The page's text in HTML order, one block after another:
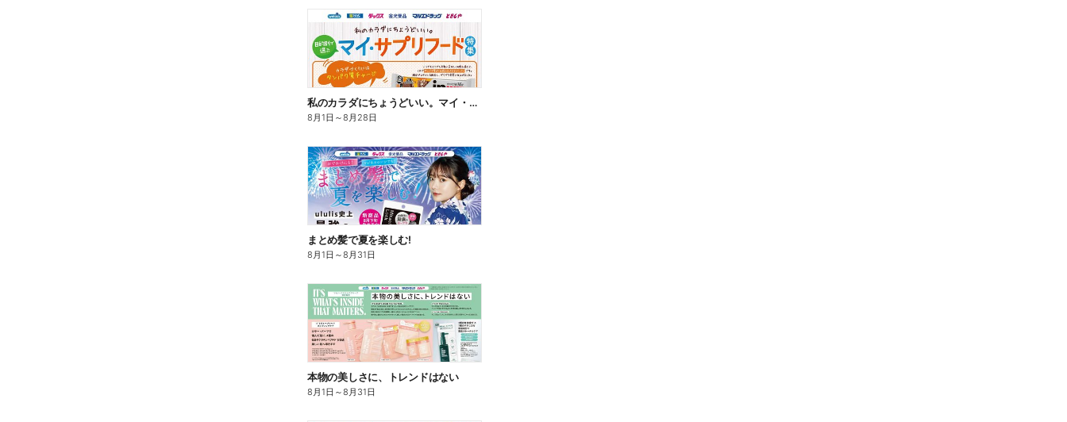
私のカラダにちょうどいい。マイ・サプリフード
8月1日 ～8月28日
まとめ髪で夏を楽しむ!
8月1日 ～8月31日
本物の美しさに、トレンドはない
8月1日 ～8月31日